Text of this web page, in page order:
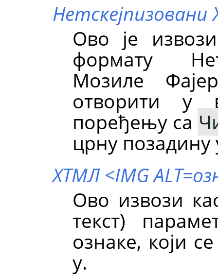
Нетскејпизовани
Ово је
формату
Мозиле
отворити у
поређењу са
црну позадину
ХТМЛ <IMG
Ово извози
текст)
ознаке, који
у.